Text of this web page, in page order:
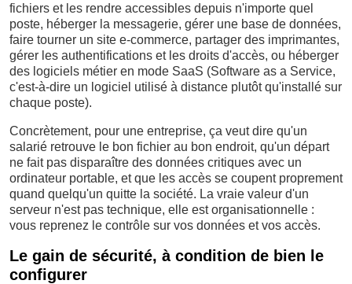
fichiers et les rendre accessibles depuis n'importe quel
poste, héberger la messagerie, gérer une base de données,
faire tourner un site e-commerce, partager des imprimantes,
gérer les authentifications et les droits d'accès, ou héberger
des logiciels métier en mode SaaS (Software as a Service,
c'est-à-dire un logiciel utilisé à distance plutôt qu'installé sur
chaque poste).
Concrètement, pour une entreprise, ça veut dire qu'un
salarié retrouve le bon fichier au bon endroit, qu'un départ
ne fait pas disparaître des données critiques avec un
ordinateur portable, et que les accès se coupent proprement
quand quelqu'un quitte la société. La vraie valeur d'un
serveur n'est pas technique, elle est organisationnelle :
vous reprenez le contrôle sur vos données et vos accès.
Le gain de sécurité, à condition de bien le
configurer